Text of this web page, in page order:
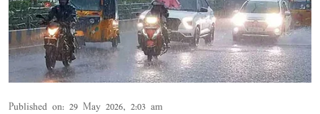
Published on: 29 May 2026, 2:03 am